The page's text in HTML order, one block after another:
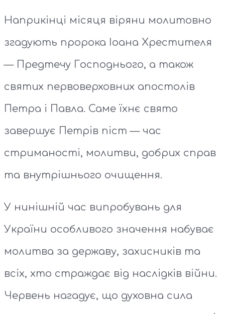
Наприкінці місяця віряни молитовно
згадують пророка Іоана Хрестителя
— Предтечу Господнього, а також
святих первоверховних апостолів
Петра і Павла. Саме їхнє свято
завершує Петрів піст — час
стриманості, молитви, добрих справ
та внутрішнього очищення.
У нинішній час випробувань для
України особливого значення набуває
молитва за державу, захисників та
всіх, хто страждає від наслідків війни.
Червень нагадує, що духовна сила